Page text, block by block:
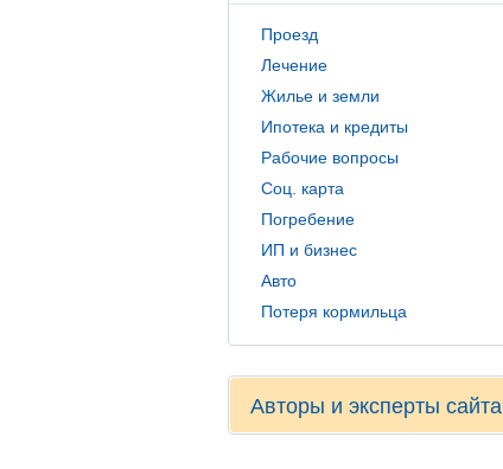
Проезд
Лечение
Жилье и земли
Ипотека и кредиты
Рабочие вопросы
Соц. карта
Погребение
ИП и бизнес
Авто
Потеря кормильца
Авторы и эксперты сайта